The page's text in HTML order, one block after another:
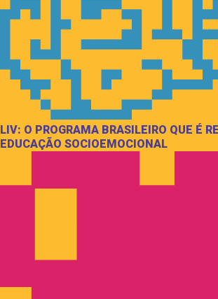
LIV: O PROGRAMA BRASILEIRO QUE É
EDUCAÇÃO SOCIOEMOCIONAL